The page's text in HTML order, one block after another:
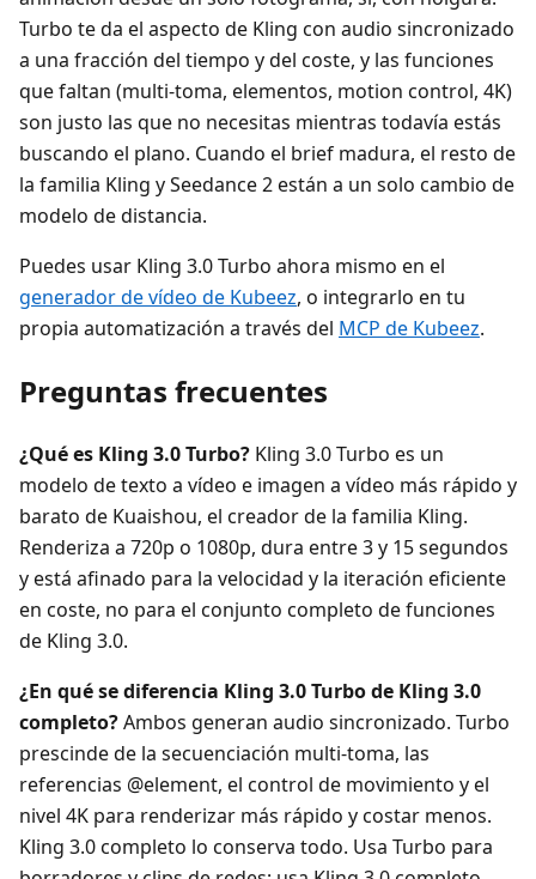
Turbo te da el aspecto de Kling con audio sincronizado
a una fracción del tiempo y del coste, y las funciones
que faltan (multi-toma, elementos, motion control, 4K)
son justo las que no necesitas mientras todavía estás
buscando el plano. Cuando el brief madura, el resto de
la familia Kling y Seedance 2 están a un solo cambio de
modelo de distancia.
Puedes usar Kling 3.0 Turbo ahora mismo en el
generador de vídeo de Kubeez, o integrarlo en tu
propia automatización a través del MCP de Kubeez.
Preguntas frecuentes
¿Qué es Kling 3.0 Turbo? Kling 3.0 Turbo es un
modelo de texto a vídeo e imagen a vídeo más rápido y
barato de Kuaishou, el creador de la familia Kling.
Renderiza a 720p o 1080p, dura entre 3 y 15 segundos
y está afinado para la velocidad y la iteración eficiente
en coste, no para el conjunto completo de funciones
de Kling 3.0.
¿En qué se diferencia Kling 3.0 Turbo de Kling 3.0
completo?Ambos generan audio sincronizado. Turbo
prescinde de la secuenciación multi-toma, las
referencias @element, el control de movimiento y el
nivel 4K para renderizar más rápido y costar menos.
Kling 3.0 completo lo conserva todo. Usa Turbo para